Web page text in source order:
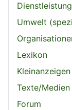
Umwelt
Lexikon
Kleinanzeigen
Texte/Medien
Forum